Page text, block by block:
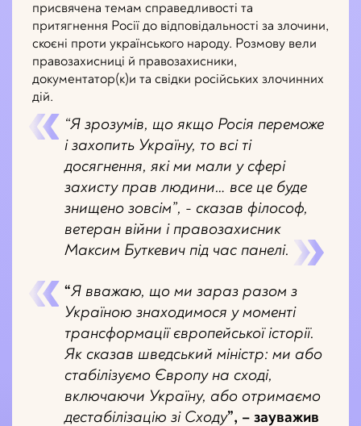
присвячена темам справедливості та
притягнення Росії до відповідальності за злочини,
скоєні проти українського народу. Розмову вели
правозахисниці й правозахисники,
документатор(к)и та свідки російських злочинних
дій.
“Я зрозумів, що якщо Росія переможе
і захопить Україну, то всі ті
досягнення, які ми мали у сфері
захисту прав людини… все це буде
знищено зовсім”, - сказав філософ,
ветеран війни і правозахисник
Максим Буткевич під час панелі.
“Я вважаю, що ми зараз разом з
Україною знаходимося у моменті
трансформації європейської історії.
Як сказав шведський міністр: ми або
стабілізуємо Європу на сході,
включаючи Україну, або отримаємо
дестабілізацію зі Сходу”, – зауважив